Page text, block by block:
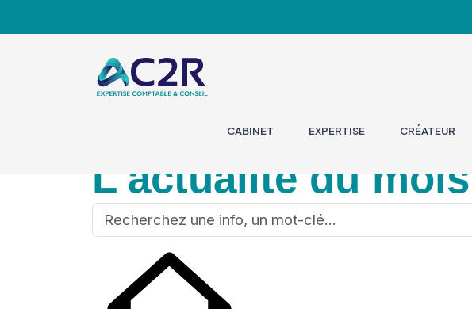
CABINET EXPERTISE CRÉATEUR
L'actualité du mois